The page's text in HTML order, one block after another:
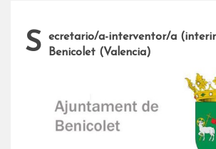
Secretario/a-interventor/a (interino) – Ayto. Benicolet (Valencia)